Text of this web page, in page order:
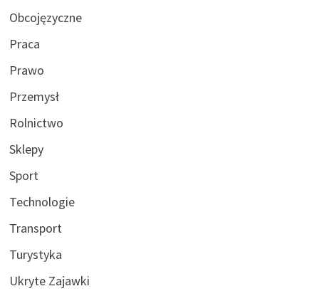
Obcojęzyczne
Praca
Prawo
Przemysł
Rolnictwo
Sklepy
Sport
Technologie
Transport
Turystyka
Ukryte Zajawki